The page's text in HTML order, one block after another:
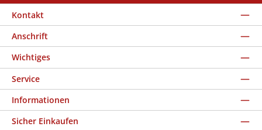
Kontakt
Anschrift
Wichtiges
Service
Informationen
Sicher Einkaufen